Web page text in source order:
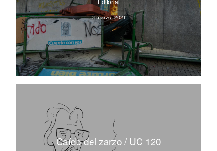
3 marzo, 2021
Caído del zarzo / UC 120